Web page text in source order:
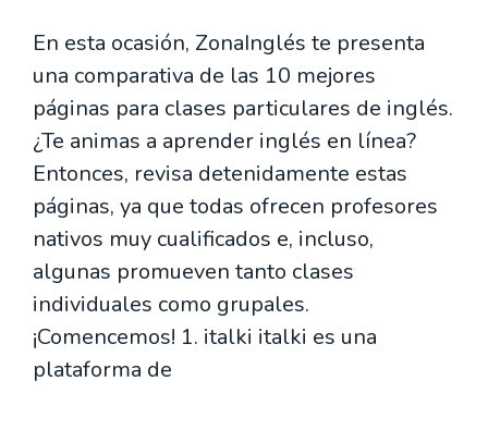
En esta ocasión, ZonaInglés te presenta
una comparativa de las 10 mejores
páginas para clases particulares de inglés.
¿Te animas a aprender inglés en línea?
Entonces, revisa detenidamente estas
páginas, ya que todas ofrecen profesores
nativos muy cualificados e, incluso,
algunas promueven tanto clases
individuales como grupales.
¡Comencemos! 1. italki italki es una
plataforma de